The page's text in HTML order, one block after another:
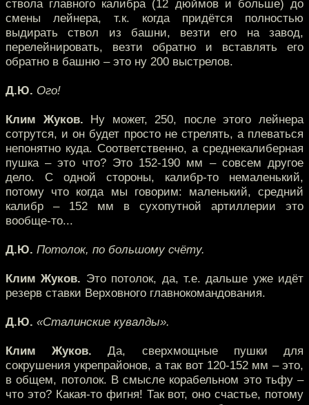
ствола главного калибра (12 дюймов и больше) до
смены лейнера, т.к. когда придётся полностью
выдирать ствол из башни, везти его на завод,
перелейнировать, везти обратно и вставлять его
обратно в башню – это ну 200 выстрелов.
Д.Ю. Ого!
Клим Жуков. Ну может, 250, после этого лейнера
сотрутся, и он будет просто не стрелять, а плеваться
непонятно куда. Соответственно, а среднекалиберная
пушка – это что? Это 152-190 мм – совсем другое
дело. С одной стороны, калибр-то немаленький,
потому что когда мы говорим: маленький, средний
калибр – 152 мм в сухопутной артиллерии это
вообще-то...
Д.Ю. Потолок, по большому счёту.
Клим Жуков. Это потолок, да, т.е. дальше уже идёт
резерв ставки Верховного главнокомандования.
Д.Ю. «Сталинские кувалды».
Клим Жуков. Да, сверхмощные пушки для
сокрушения укрепрайонов, а так вот 120-152 мм – это,
в общем, потолок. В смысле корабельном это тьфу –
что это? Какая-то фигня! Так вот, оно счастье, потому